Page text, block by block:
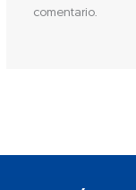
comentario.